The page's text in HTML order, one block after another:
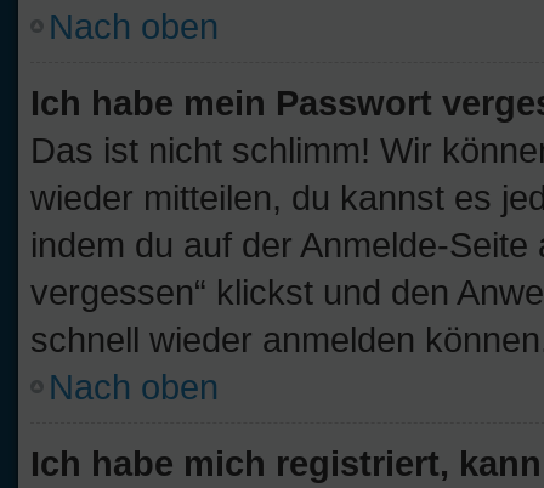
Nach oben
Ich habe mein Passwort
Das ist nicht schlimm! Wir
wieder mitteilen, du kannst es
indem du auf der Anmelde-
vergessen“ klickst und den
schnell wieder anmelden
Nach oben
Ich habe mich registriert,